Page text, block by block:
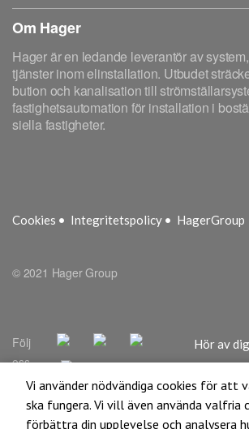
Vi använder nödvändiga cookies för att
ska fungera. Vi vill även använda
förbättra din upplevelse och analysera